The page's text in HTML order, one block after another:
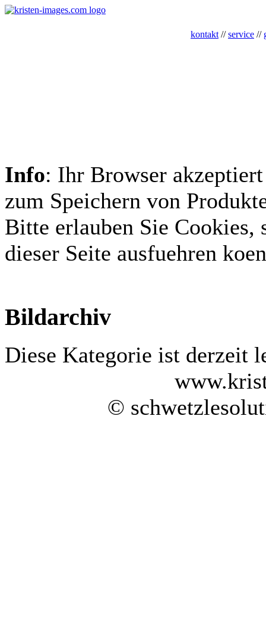
kontakt //service //
Info: Ihr Browser
zum Speichern von
Bitte erlauben Sie Cookies,
dieser Seite ausfuehren
Bildarchiv
Diese Kategorie ist derzeit
©